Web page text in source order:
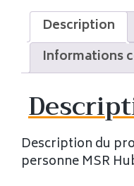
Description
Informations
Description du
personne MSR